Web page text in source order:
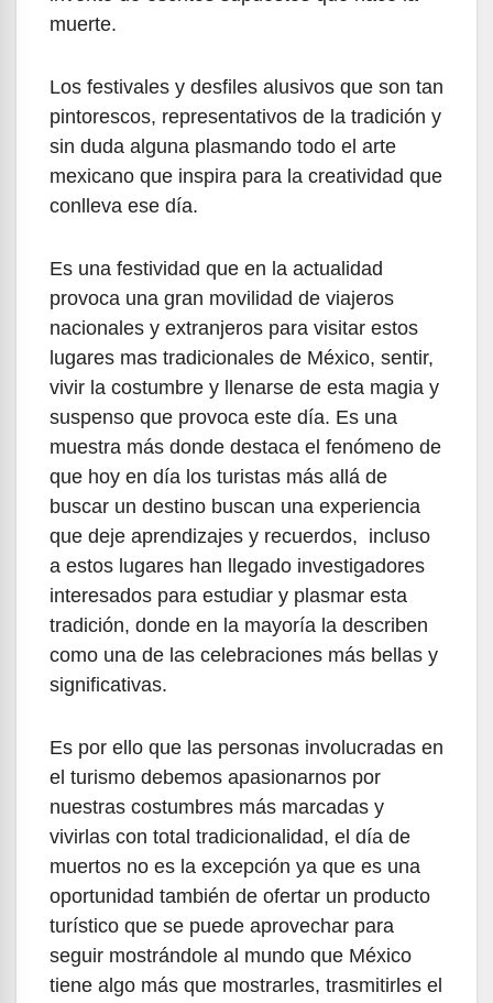
muerte.
Los festivales y desfiles alusivos que son tan
pintorescos, representativos de la tradición y
sin duda alguna plasmando todo el arte
mexicano que inspira para la creatividad que
conlleva ese día.
Es una festividad que en la actualidad
provoca una gran movilidad de viajeros
nacionales y extranjeros para visitar estos
lugares mas tradicionales de México, sentir,
vivir la costumbre y llenarse de esta magia y
suspenso que provoca este día. Es una
muestra más donde destaca el fenómeno de
que hoy en día los turistas más allá de
buscar un destino buscan una experiencia
que deje aprendizajes y recuerdos, incluso
a estos lugares han llegado investigadores
interesados para estudiar y plasmar esta
tradición, donde en la mayoría la describen
como una de las celebraciones más bellas y
significativas.
Es por ello que las personas involucradas en
el turismo debemos apasionarnos por
nuestras costumbres más marcadas y
vivirlas con total tradicionalidad, el día de
muertos no es la excepción ya que es una
oportunidad también de ofertar un producto
turístico que se puede aprovechar para
seguir mostrándole al mundo que México
tiene algo más que mostrarles, trasmitirles el